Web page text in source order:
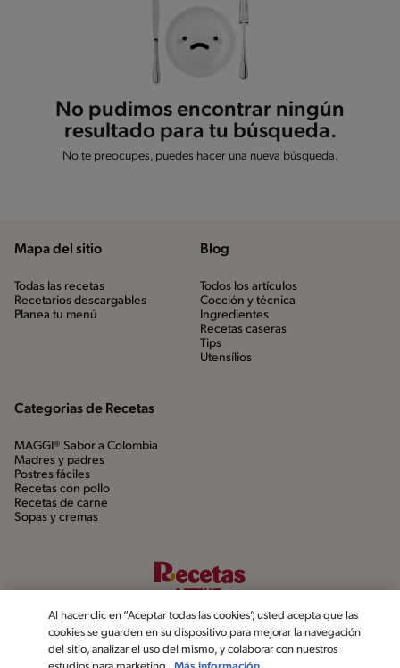
No pudimos encontrar ningún
resultado para tu búsqueda.
No te preocupes, puedes hacer una nueva búsqueda.
Mapa del sitio
Todas las recetas
Recetarios descargables
Planea tu menú
Blog
Todos los artículos
Cocción y técnica
Ingredientes
Recetas caseras
Tips
Utensílios
Categorias de Recetas
MAGGI® Sabor a Colombia
Madres y padres
Postres fáciles
Recetas con pollo
Recetas de carne
Sopas y cremas
Al hacer clic en “Aceptar todas las cookies”, usted acepta que las
cookies se guarden en su dispositivo para mejorar la navegación
del sitio, analizar el uso del mismo, y colaborar con nuestros